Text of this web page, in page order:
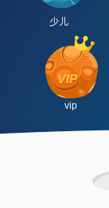
vip
少儿